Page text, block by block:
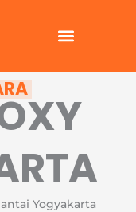
Yogyakarta